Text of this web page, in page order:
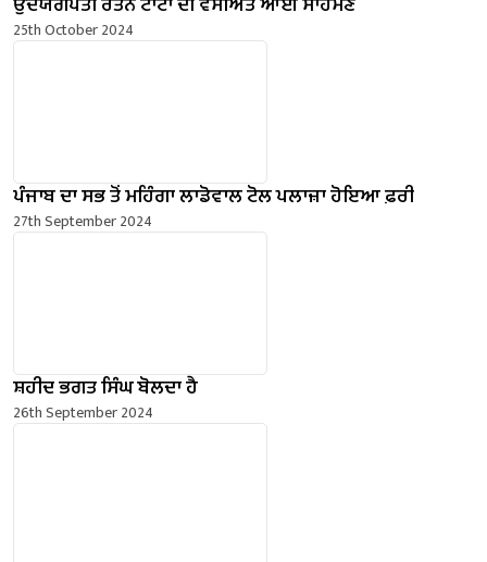
25th October 2024
ਪੰਜਾਬ ਦਾ ਸਭ ਤੋਂ ਮਹਿੰਗਾ ਲਾਡੋਵਾਲ ਟੋਲ ਪਲਾਜ਼ਾ ਹੋਇਆ ਫ਼ਰੀ
27th September 2024
ਸ਼ਹੀਦ ਭਗਤ ਸਿੰਘ ਬੋਲਦਾ ਹੈ
26th September 2024